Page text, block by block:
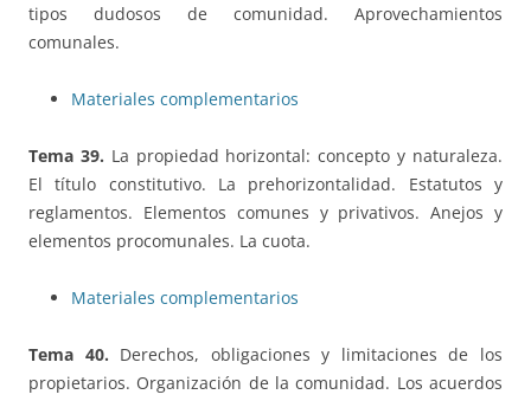
tipos dudosos de comunidad. Aprovechamientos
comunales.
Materiales complementarios
Tema 39. La propiedad horizontal: concepto y naturaleza.
El título constitutivo. La prehorizontalidad. Estatutos y
reglamentos. Elementos comunes y privativos. Anejos y
elementos procomunales. La cuota.
Materiales complementarios
Tema 40. Derechos, obligaciones y limitaciones de los
propietarios. Organización de la comunidad. Los acuerdos